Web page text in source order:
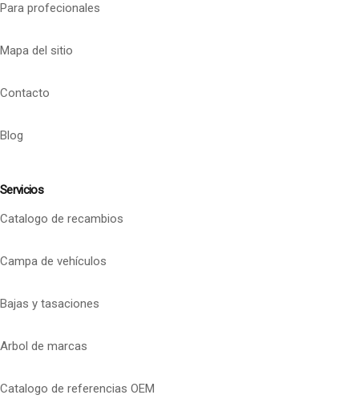
Para profecionales
Mapa del sitio
Contacto
Blog
Servicios
Catalogo de recambios
Campa de vehículos
Bajas y tasaciones
Arbol de marcas
Catalogo de referencias OEM